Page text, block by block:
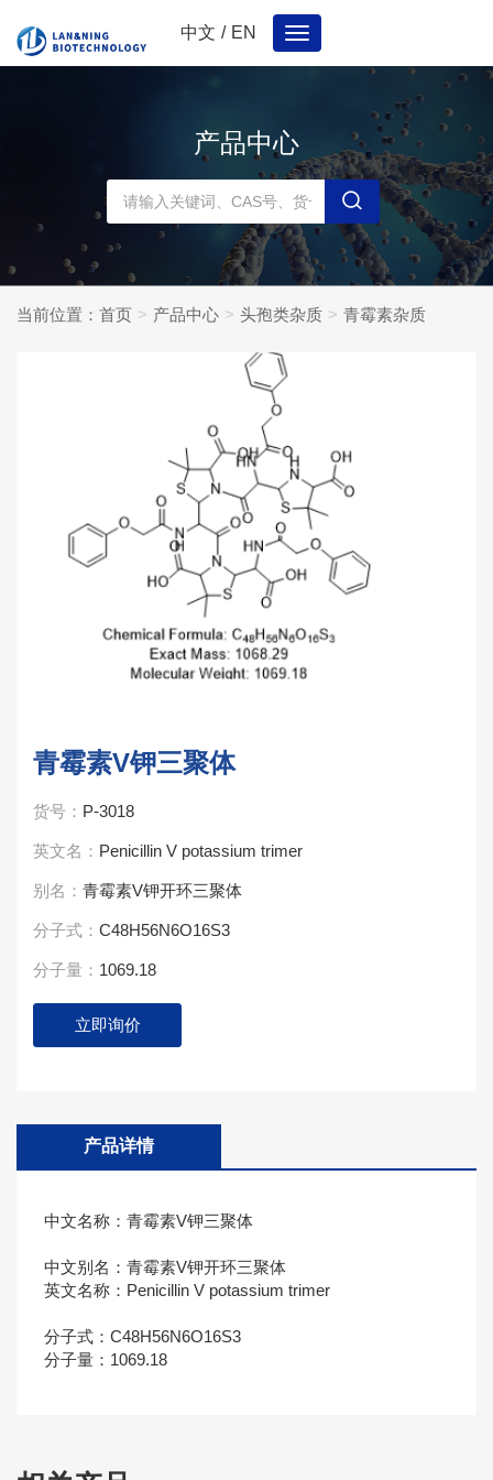
中文 / EN
Toggle
navigation
产品中心
当前位置： 首页 产品中心 头孢类杂质 青霉素杂质
青霉素V钾三聚体
货号： P-3018
英文名： Penicillin V potassium trimer
别名： 青霉素V钾开环三聚体
分子式： C48H56N6O16S3
分子量： 1069.18
立即询价
产品详情
中文名称：青霉素V钾三聚体
中文别名：青霉素V钾开环三聚体
英文名称：Penicillin V potassium trimer
分子式：C48H56N6O16S3
分子量：1069.18